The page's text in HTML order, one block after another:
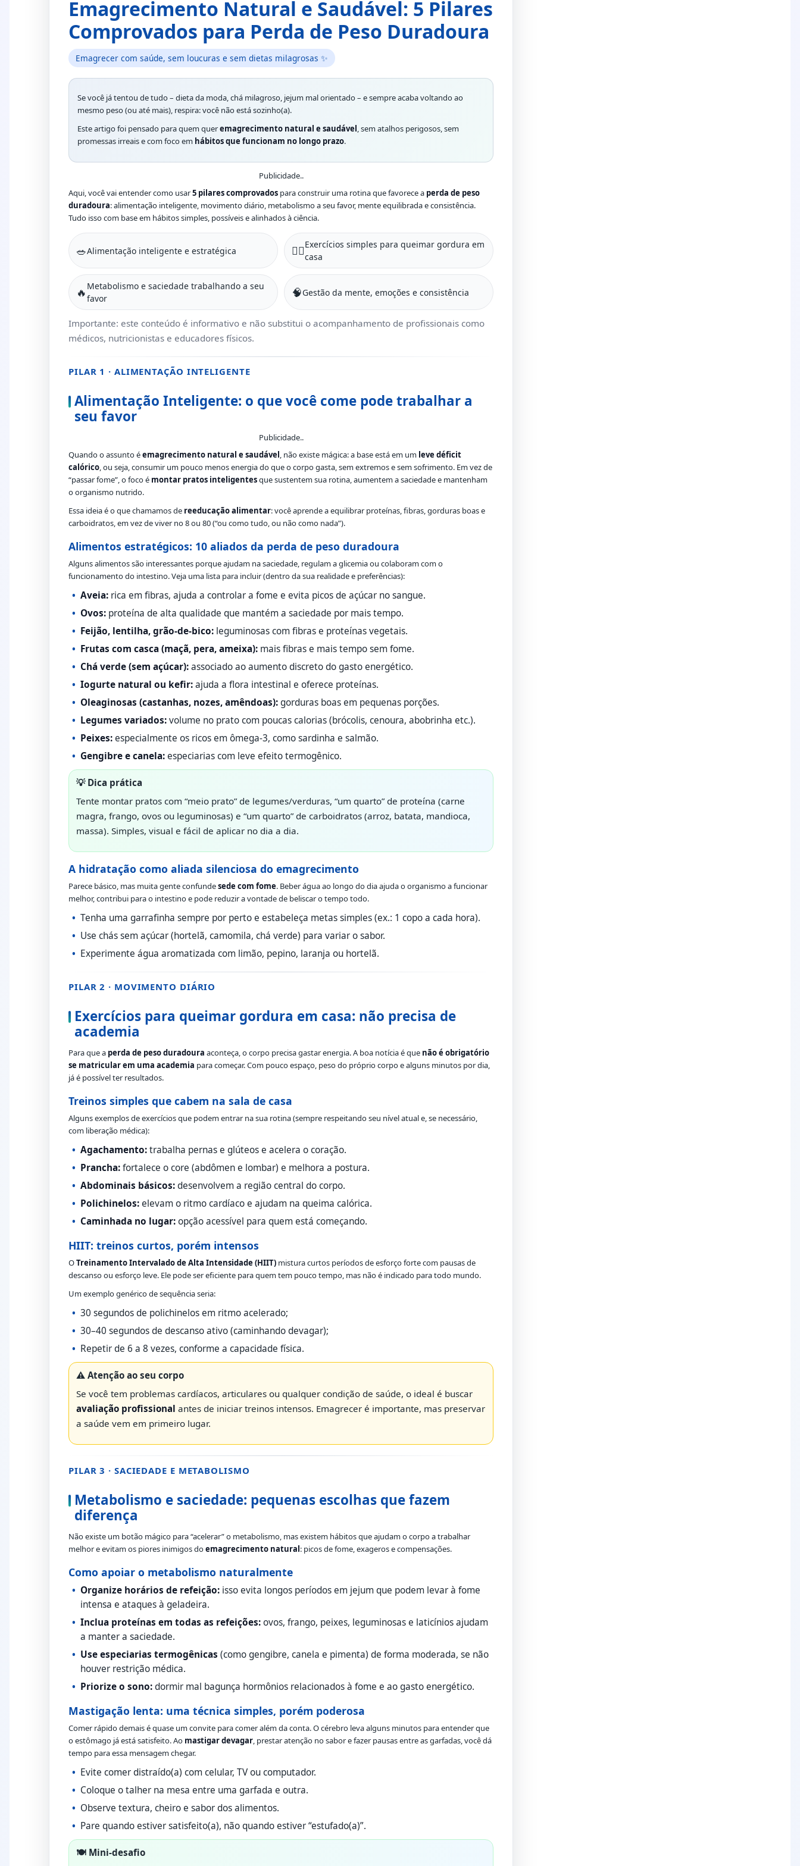
Emagrecimento Natural e Saudável: 5 Pilares
Comprovados para Perda de Peso Duradoura
Emagrecer com saúde, sem loucuras e sem dietas milagrosas ✨
Se você já tentou de tudo – dieta da moda, chá milagroso, jejum mal orientado – e sempre acaba voltando ao
mesmo peso (ou até mais), respira: você não está sozinho(a).
Este artigo foi pensado para quem queremagrecimento natural e saudável, sem atalhos perigosos, sem
promessas irreais e com foco em hábitos que funcionam no longo prazo.
Publicidade..
Aqui, você vai entender como usar5 pilares comprovados para construir uma rotina que favorece a perda de peso
duradoura: alimentação inteligente, movimento diário, metabolismo a seu favor, mente equilibrada e consistência.
Tudo isso com base em hábitos simples, possíveis e alinhados à ciência.
🥗Alimentação inteligente e estratégica 🏃‍♀️Exercícios simples para queimar gordura em
casa
🔥 Metabolismo e saciedade trabalhando a seu
favor
🧠Gestão da mente, emoções e consistência
Importante: este conteúdo é informativo e não substitui o acompanhamento de profissionais como
médicos, nutricionistas e educadores físicos.
PILAR 1 · ALIMENTAÇÃO INTELIGENTE
Alimentação Inteligente: o que você come pode trabalhar a
seu favor
Publicidade..
Quando o assunto éemagrecimento natural e saudável, não existe mágica: a base está em um leve déficit
calórico, ou seja, consumir um pouco menos energia do que o corpo gasta, sem extremos e sem sofrimento. Em vez de
“passar fome”, o foco é montar pratos inteligentesque sustentem sua rotina, aumentem a saciedade e mantenham
o organismo nutrido.
Essa ideia é o que chamamos de reeducação alimentar: você aprende a equilibrar proteínas, fibras, gorduras boas e
carboidratos, em vez de viver no 8 ou 80 (“ou como tudo, ou não como nada”).
Alimentos estratégicos: 10 aliados da perda de peso duradoura
Alguns alimentos são interessantes porque ajudam na saciedade, regulam a glicemia ou colaboram com o
funcionamento do intestino. Veja uma lista para incluir (dentro da sua realidade e preferências):
Aveia: rica em fibras, ajuda a controlar a fome e evita picos de açúcar no sangue.
Ovos: proteína de alta qualidade que mantém a saciedade por mais tempo.
Feijão, lentilha, grão-de-bico: leguminosas com fibras e proteínas vegetais.
Frutas com casca (maçã, pera, ameixa): mais fibras e mais tempo sem fome.
Chá verde (sem açúcar):associado ao aumento discreto do gasto energético.
Iogurte natural ou kefir:ajuda a flora intestinal e oferece proteínas.
Oleaginosas (castanhas, nozes, amêndoas):gorduras boas em pequenas porções.
Legumes variados:volume no prato com poucas calorias (brócolis, cenoura, abobrinha etc.).
Peixes:especialmente os ricos em ômega-3, como sardinha e salmão.
Gengibre e canela:especiarias com leve efeito termogênico.
💡 Dica prática
Tente montar pratos com “meio prato” de legumes/verduras, “um quarto” de proteína (carne
magra, frango, ovos ou leguminosas) e “um quarto” de carboidratos (arroz, batata, mandioca,
massa). Simples, visual e fácil de aplicar no dia a dia.
A hidratação como aliada silenciosa do emagrecimento
Parece básico, mas muita gente confundesede com fome. Beber água ao longo do dia ajuda o organismo a funcionar
melhor, contribui para o intestino e pode reduzir a vontade de beliscar o tempo todo.
Tenha uma garrafinha sempre por perto e estabeleça metas simples (ex.: 1 copo a cada hora).
Use chás sem açúcar (hortelã, camomila, chá verde) para variar o sabor.
Experimente água aromatizada com limão, pepino, laranja ou hortelã.
PILAR 2 · MOVIMENTO DIÁRIO
Exercícios para queimar gordura em casa: não precisa de
academia
Para que a perda de peso duradoura aconteça, o corpo precisa gastar energia. A boa notícia é que não é obrigatório
se matricular em uma academia para começar. Com pouco espaço, peso do próprio corpo e alguns minutos por dia,
já é possível ter resultados.
Treinos simples que cabem na sala de casa
Alguns exemplos de exercícios que podem entrar na sua rotina (sempre respeitando seu nível atual e, se necessário,
com liberação médica):
Agachamento:trabalha pernas e glúteos e acelera o coração.
Prancha:fortalece o core (abdômen e lombar) e melhora a postura.
Abdominais básicos:desenvolvem a região central do corpo.
Polichinelos:elevam o ritmo cardíaco e ajudam na queima calórica.
Caminhada no lugar:opção acessível para quem está começando.
HIIT: treinos curtos, porém intensos
OTreinamento Intervalado de Alta Intensidade (HIIT) mistura curtos períodos de esforço forte com pausas de
descanso ou esforço leve. Ele pode ser eficiente para quem tem pouco tempo, mas não é indicado para todo mundo.
Um exemplo genérico de sequência seria:
30 segundos de polichinelos em ritmo acelerado;
30–40 segundos de descanso ativo (caminhando devagar);
Repetir de 6 a 8 vezes, conforme a capacidade física.
⚠️ Atenção ao seu corpo
Se você tem problemas cardíacos, articulares ou qualquer condição de saúde, o ideal é buscar
avaliação profissional antes de iniciar treinos intensos. Emagrecer é importante, mas preservar
a saúde vem em primeiro lugar.
PILAR 3 · SACIEDADE E METABOLISMO
Metabolismo e saciedade: pequenas escolhas que fazem
diferença
Não existe um botão mágico para “acelerar” o metabolismo, mas existem hábitos que ajudam o corpo a trabalhar
melhor e evitam os piores inimigos doemagrecimento natural: picos de fome, exageros e compensações.
Como apoiar o metabolismo naturalmente
Organize horários de refeição: isso evita longos períodos em jejum que podem levar à fome
intensa e ataques à geladeira.
Inclua proteínas em todas as refeições:ovos, frango, peixes, leguminosas e laticínios ajudam
a manter a saciedade.
Use especiarias termogênicas (como gengibre, canela e pimenta) de forma moderada, se não
houver restrição médica.
Priorize o sono:dormir mal bagunça hormônios relacionados à fome e ao gasto energético.
Mastigação lenta: uma técnica simples, porém poderosa
Comer rápido demais é quase um convite para comer além da conta. O cérebro leva alguns minutos para entender que
o estômago já está satisfeito. Ao mastigar devagar, prestar atenção no sabor e fazer pausas entre as garfadas, você dá
tempo para essa mensagem chegar.
Evite comer distraído(a) com celular, TV ou computador.
Coloque o talher na mesa entre uma garfada e outra.
Observe textura, cheiro e sabor dos alimentos.
Pare quando estiver satisfeito(a), não quando estiver “estufado(a)”.
🍽️ Mini-desafio